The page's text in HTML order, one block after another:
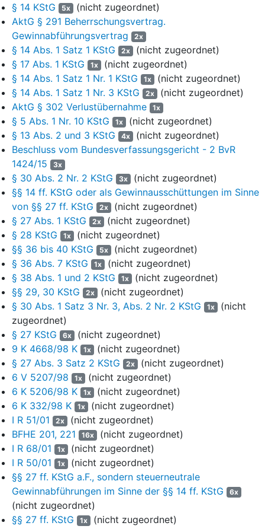
Mehrabführungen in dem betreffenden Veranlagungszeitraum
ausgelöste Körperschaftsteuerminderung gemäß
Satz 1 in Verbindung mit Satz 2 des
Körperschaftsteuergesetzesin der Fassung des Gesetzes zur
Umsetzung von EU-Richtlinien in nationales Steuerrecht und zur
Änderung weiterer Vorschriften vom 9. Dezember 2004
(Bundesgesetzblatt I Seite 3310) übersteigt.
Gründe
A.
1
Die beiden konkreten Normenkontrollverfahren betreffen die
Frage, ob§ 34 Abs. 9 Nr. 4 in Verbindung mit § 14 Abs. 3 Satz
1 des Körperschaftsteuergesetzes(KStG) in der Fassung des
Gesetzes zur Umsetzung von EU-Richtlinien in nationales
Steuerrecht und zur Änderung weiterer Vorschriften (Richtlinien-
Umsetzungsgesetz - EURLUmsG) vom 9. Dezember 2004
(BGBl I S. 3310) verfassungsgemäß ist. Nach
§ 34 Abs. 9 Nr. 4
KStG
(i.d.F. des EURLUmsG) ist § 14 Abs. 3 KStG
EURLUmsG), der potenziell körperschaftsteuererhöhend wirkt,
erstmals für (vororganschaftliche) Mehrabführungen von
Organgesellschaften anzuwenden, deren Wirtschaftsjahr nach
dem 31. Dezember 2003 endet.
I.
2 1. Die körperschaftsteuerrechtliche Organschaft (
KStG) dient der steuerlichen Berücksichtigung der
wirtschaftlichen Verflechtung verbundener Unternehmen (Ebber,
in: Micker/Pohl, BeckOK KStG, § 14 Rn. 3 m.w.N.
deutschen Körperschaftsteuerrecht müssen rechtlich
selbständige Unternehmen ihr zu versteuerndes Einkommen
grundsätzlich selbständig ermitteln und versteuern. Dies kann
dazu führen, dass bei einer Konzerngruppe, die insgesamt
betrachtet einen Verlust erwirtschaftet hat, dennoch eine
Körperschaftsteuerlast anfällt, wenn mindestens eine der
Konzerngesellschaften einen Gewinn erzielt hat. Dieses
Ergebnis kann durch die Bildung einer
körperschaftsteuerrechtlichen Organschaft vermieden werden.
In deren Rahmen wird das Einkommen der verbundenen
§ 14 KStG
5x (nicht zugeordnet)
AktG § 291 Beherrschungsvertrag.
Gewinnabführungsvertrag
2x
§ 14 Abs. 1 Satz 1 KStG 2x (nicht zugeordnet)
§ 17 Abs. 1 KStG
1x (nicht zugeordnet)
§ 14 Abs. 1 Satz 1 Nr. 1 KStG
1x (nicht zugeordnet)
§ 14 Abs. 1 Satz 1 Nr. 3 KStG
2x (nicht zugeordnet)
AktG § 302 Verlustübernahme
1x
§ 5 Abs. 1 Nr. 10 KStG 1x (nicht zugeordnet)
§ 13 Abs. 2 und 3 KStG
4x (nicht zugeordnet)
Beschluss vom Bundesverfassungsgericht - 2 BvR
1424/15
3x
§ 30 Abs. 2 Nr. 2 KStG 3x (nicht zugeordnet)
§§ 14 ff. KStG oder als Gewinnausschüttungen im Sinne
von §§ 27 ff. KStG
2x (nicht zugeordnet)
§ 27 Abs. 1 KStG
2x (nicht zugeordnet)
§ 28 KStG
1x (nicht zugeordnet)
§§ 36 bis 40 KStG
5x (nicht zugeordnet)
§ 36 Abs. 7 KStG
1x (nicht zugeordnet)
§ 38 Abs. 1 und 2 KStG
1x (nicht zugeordnet)
§§ 29, 30 KStG
2x (nicht zugeordnet)
§ 30 Abs. 1 Satz 3 Nr. 3, Abs. 2 Nr. 2 KStG
1x (nicht
zugeordnet)
§ 27 KStG
6x (nicht zugeordnet)
9 K 4668/98 K
1x (nicht zugeordnet)
§ 27 Abs. 3 Satz 2 KStG
2x (nicht zugeordnet)
6 V 5207/98
1x (nicht zugeordnet)
6 K 5206/98 K
1x (nicht zugeordnet)
6 K 332/98 K
1x (nicht zugeordnet)
I R 51/01
2x (nicht zugeordnet)
BFHE 201, 221
16x (nicht zugeordnet)
I R 68/01
1x (nicht zugeordnet)
I R 50/01
1x (nicht zugeordnet)
§§ 27 ff. KStG a.F., sondern steuerneutrale
Gewinnabführungen im Sinne der §§ 14 ff. KStG
6x
(nicht zugeordnet)
§§ 27 ff. KStG
1x (nicht zugeordnet)